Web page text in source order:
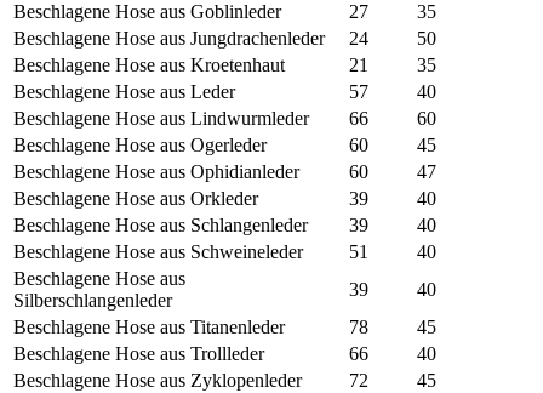
Beschlagene Hose aus Goblinleder
27
35
Beschlagene Hose aus Jungdrachenleder
24
50
Beschlagene Hose aus Kroetenhaut
21
35
Beschlagene Hose aus Leder
57
40
Beschlagene Hose aus Lindwurmleder
66
60
Beschlagene Hose aus Ogerleder
60
45
Beschlagene Hose aus Ophidianleder
60
47
Beschlagene Hose aus Orkleder
39
40
Beschlagene Hose aus Schlangenleder
39
40
Beschlagene Hose aus Schweineleder
51
40
Beschlagene Hose aus
Silberschlangenleder
39
40
Beschlagene Hose aus Titanenleder
78
45
Beschlagene Hose aus Trollleder
66
40
Beschlagene Hose aus Zyklopenleder
72
45